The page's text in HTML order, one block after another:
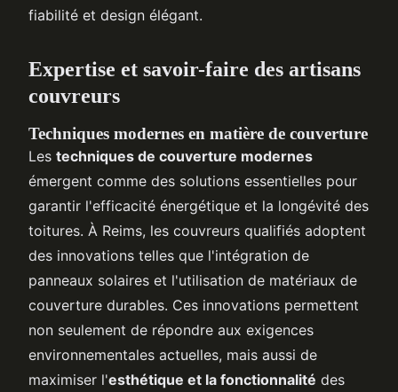
fiabilité et design élégant.
Expertise et savoir-faire des artisans
couvreurs
Techniques modernes en matière de couverture
Les techniques de couverture modernes
émergent comme des solutions essentielles pour
garantir l'efficacité énergétique et la longévité des
toitures. À Reims, les couvreurs qualifiés adoptent
des innovations telles que l'intégration de
panneaux solaires et l'utilisation de matériaux de
couverture durables. Ces innovations permettent
non seulement de répondre aux exigences
environnementales actuelles, mais aussi de
maximiser l'esthétique et la fonctionnalité des